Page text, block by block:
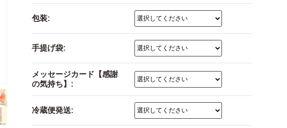
包装:
手提げ袋:
メッセージカード【感謝
の気持ち】:
冷蔵便発送: